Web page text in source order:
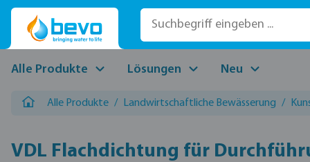
Hauptinhalt springen
Zur Suche springen
Zur Hauptnavigation springen
Alle Produkte Lösungen Neu
Alle Produkte / Landwirtschaftliche Bewässerung /
VDL Flachdichtung für